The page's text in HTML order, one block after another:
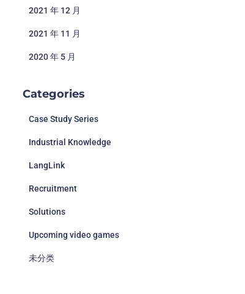
2021 年 12 月
2021 年 11 月
2020 年 5 月
Categories
Case Study Series
Industrial Knowledge
LangLink
Recruitment
Solutions
Upcoming video games
未分类